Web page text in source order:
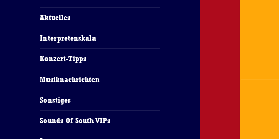
Aktuelles
Interpretenskala
Konzert-Tipps
Musiknachrichten
Sonstiges
Sounds Of South VIPs